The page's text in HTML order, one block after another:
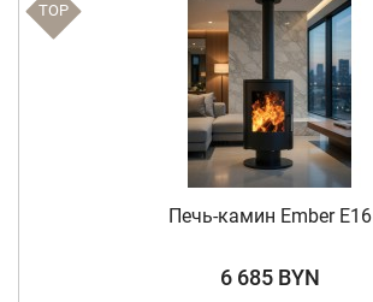
TOP
Печь-камин Ember E16
6 685 BYN